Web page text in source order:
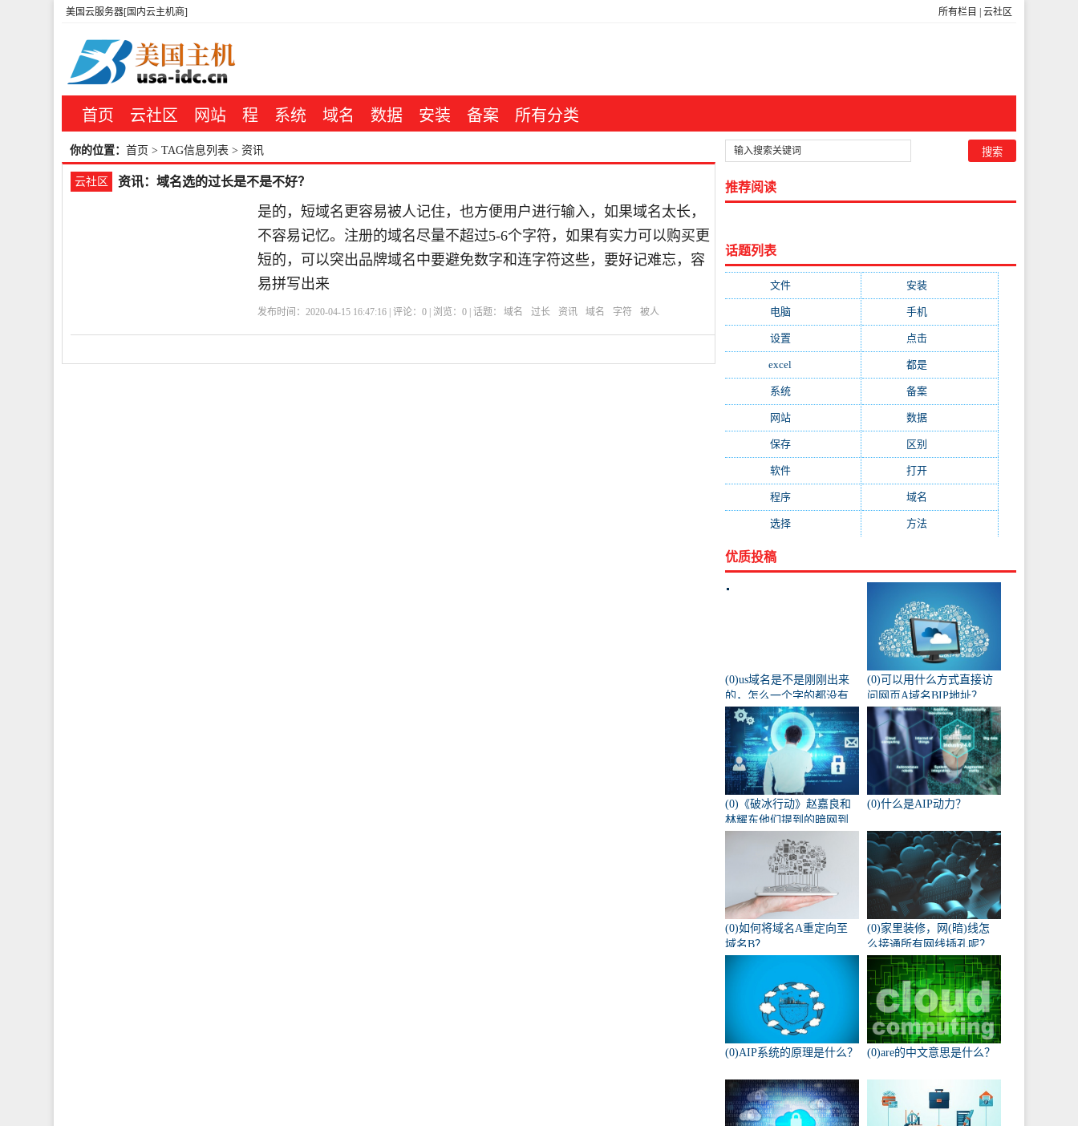
所有栏目 云社区
美国云服务器[国内云主机商]
首页 云社区 网站 程 系统 域名 数据 安装 备案 所有分类
你的位置： 首页 > TAG信息列表 > 资讯
云社区 资讯：域名选的过长是不是不好？
是的，短域名更容易被人记住，也方便用户进行输入，如果域名太长，
不容易记忆。注册的域名尽量不超过5-6个字符，如果有实力可以购买更
短的，可以突出品牌域名中要避免数字和连字符这些，要好记难忘，容
易拼写出来
发布时间：2020-04-15 16:47:16 | 评论：0 | 浏览：0 | 话题： 域名 过长 资讯 域名 字符 被人
推荐阅读
话题列表
文件(755) 安装
电脑(688) 手机
设置 点击
excel 都是
系统(495) 备案
网站(461) 数据
保存(438) 区别
软件(419) 打开
程序(387) 域名
选择(333) 方法
优质投稿
(0)us域名是不是刚刚出来
的，怎么一个字的都没有
人注册阿？
(0)可以用什么方式直接访
问网页A域名BIP地址？
(0)《破冰行动》赵嘉良和
林耀东他们提到的暗网到
(0)什么是AIP动力？
(0)如何将域名A重定向至
域名B？
(0)家里装修，网(暗)线怎
么接通所有网线插孔呢？
(0)AIP系统的原理是什么？ (0)are的中文意思是什么？